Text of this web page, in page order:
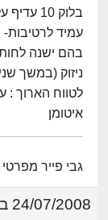
בלוק
עמיד
בהם ישנה
ניזוק (במשך
לטווח הארוך :
איטומן
גבי פייר
24/07/2008 בשעה 22:14